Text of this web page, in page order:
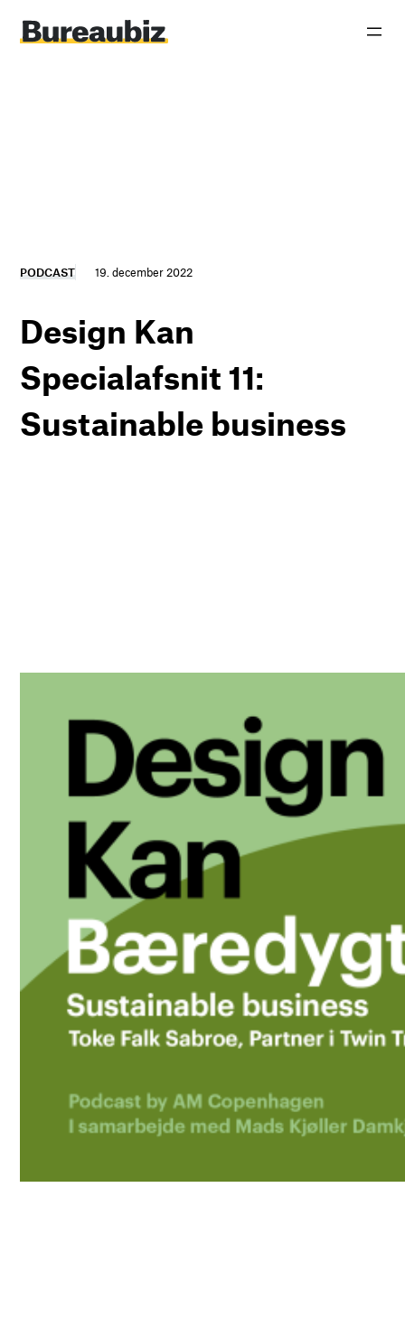
indhold
PODCAST 19. december 2022
Design Kan
Specialafsnit 11:
Sustainable business